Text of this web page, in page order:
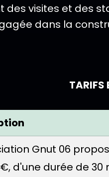
des visites et des
dans la
TARIFS
Gnut 06
d'une durée de